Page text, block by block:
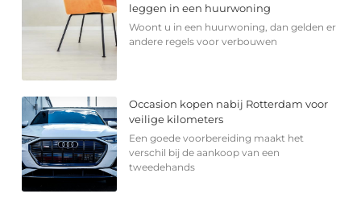
leggen in een huurwoning
Woont u in een huurwoning, dan gelden er
andere regels voor verbouwen
Occasion kopen nabij Rotterdam voor
veilige kilometers
Een goede voorbereiding maakt het
verschil bij de aankoop van een
tweedehands